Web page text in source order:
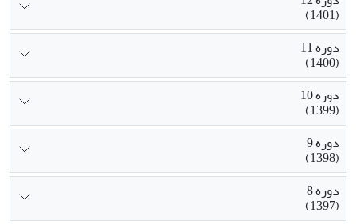
(1401)
دوره 11
(1400)
دوره 10
(1399)
دوره 9
(1398)
دوره 8
(1397)